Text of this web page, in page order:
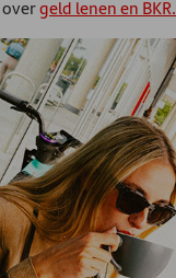
geld lenen en BKR.